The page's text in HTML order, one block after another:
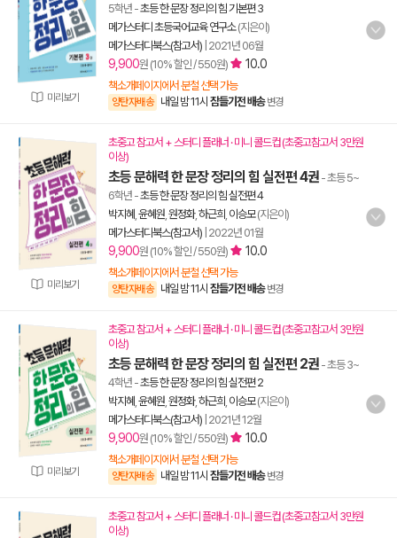
미리보기
5학년 -초등 한 문장 정리의 힘 기본편 3
메가스터디 초등국어교육 연구소(지은이)
메가스터디북스(참고서) 2021년 06월
9,900원 (10% 할인 / 550원) 10.0
책소개페이지에서 분철 선택 가능
양탄자배송 내일 밤 11시 잠들기전 배송 변경
미리보기
초중고 참고서 + 스터디 플래너 · 미니 콜드컵 (초중고참고서 3만원
이상)
초등 문해력 한 문장 정리의 힘 실전편 4권 - 초등 5~
6학년 -초등 한 문장 정리의 힘 실전편 4
박지혜 윤혜원 원정화, 하근희 이승모(지은이)
메가스터디북스(참고서) 2022년 01월
9,900원 (10% 할인 / 550원) 10.0
책소개페이지에서 분철 선택 가능
양탄자배송 내일 밤 11시 잠들기전 배송 변경
미리보기
초중고 참고서 + 스터디 플래너 · 미니 콜드컵 (초중고참고서 3만원
이상)
초등 문해력 한 문장 정리의 힘 실전편 2권 - 초등 3~
4학년 -초등 한 문장 정리의 힘 실전편 2
박지혜 윤혜원 원정화, 하근희 이승모(지은이)
메가스터디북스(참고서) 2021년 12월
9,900원 (10% 할인 / 550원) 10.0
책소개페이지에서 분철 선택 가능
양탄자배송 내일 밤 11시 잠들기전 배송 변경
초중고 참고서 + 스터디 플래너 · 미니 콜드컵 (초중고참고서 3만원
이상)